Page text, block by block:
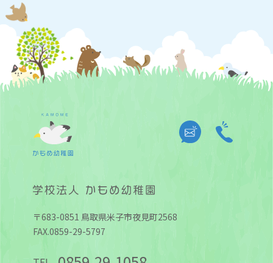
〒683-0851 鳥取県米子市夜見町2568
FAX.0859-29-5797